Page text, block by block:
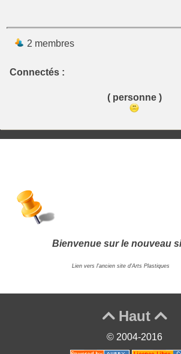
2 membres
Connectés :
( personne )
Bienvenue sur le nouveau
Lien vers l'ancien site d'Arts Plastiques
Haut 
© 2004-2016